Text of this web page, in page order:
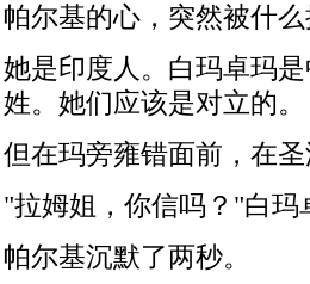
帕尔基的心，突然被什么
她是印度人。白玛卓玛
姓。她们应该是对立的。
但在玛旁雍错面前，在
"拉姆姐，你信吗？ "白玛
帕尔基沉默了两秒。